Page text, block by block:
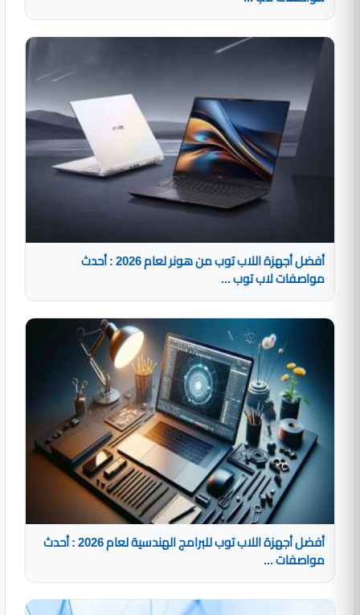
أفضل أجهزة اللاب توب من هونر لعام 2026 : أحدث
مواصفات لاب توب ...
أفضل أجهزة اللاب توب للبرامج الهندسية لعام 2026 : أحدث
مواصفات ...